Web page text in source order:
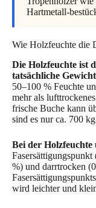
Hartmetall-
Wie Holzfeuchte die
Die Holzfeuchte ist
tatsächliche
50–100 % Feuchte
mehr als
frische Buche kann
sind es nur ca. 700
Bei der Holzfeuchte
%) und darrtrocken
wird leichter und